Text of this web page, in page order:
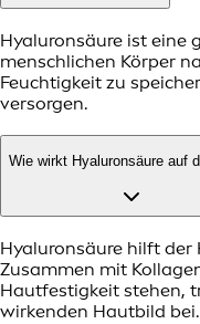
Hyaluronsäure ist eine
menschlichen Körper
Feuchtigkeit zu
versorgen.
Wie wirkt Hyaluronsäure auf
Hyaluronsäure hilft der
Zusammen mit
Hautfestigkeit stehen,
wirkenden Hautbild bei.